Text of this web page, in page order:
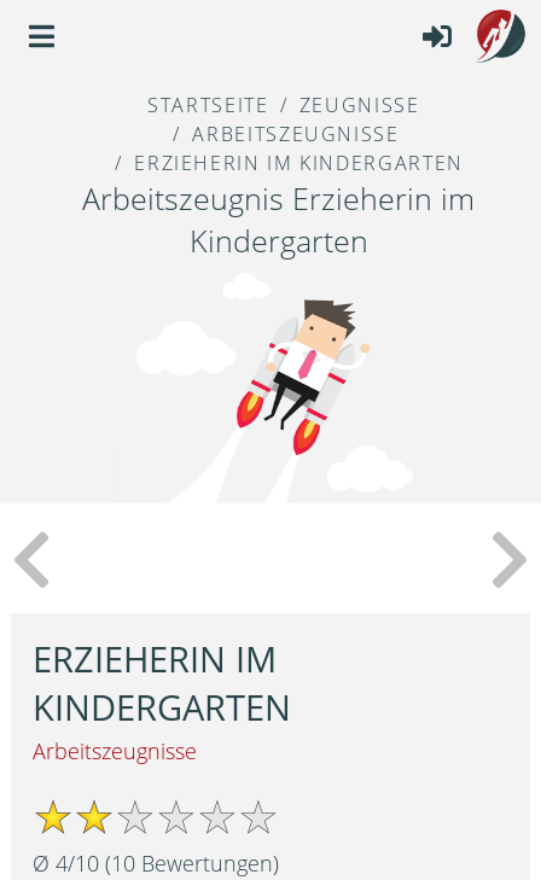
STARTSEITE
ZEUGNISSE
ARBEITSZEUGNISSE
ERZIEHERIN IM KINDERGARTEN
Arbeitszeugnis Erzieherin im
Kindergarten
ERZIEHERIN IM
KINDERGARTEN
Arbeitszeugnisse
Ø4/10 (10 Bewertungen)